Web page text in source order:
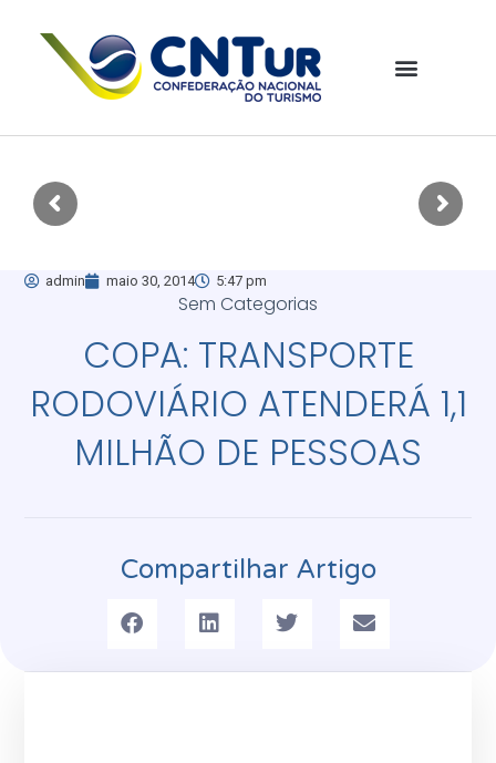
admin maio 30, 2014 5:47 pm
Sem Categorias
COPA: TRANSPORTE
RODOVIÁRIO ATENDERÁ 1,1
MILHÃO DE PESSOAS
Compartilhar Artigo